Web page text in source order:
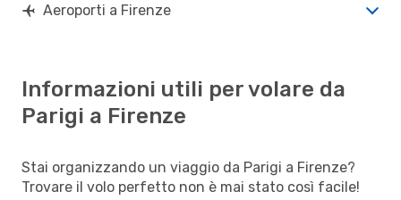
Aeroporti a Firenze
Informazioni utili per volare da
Parigi a Firenze
Stai organizzando un viaggio da Parigi a Firenze?
Trovare il volo perfetto non è mai stato così facile!